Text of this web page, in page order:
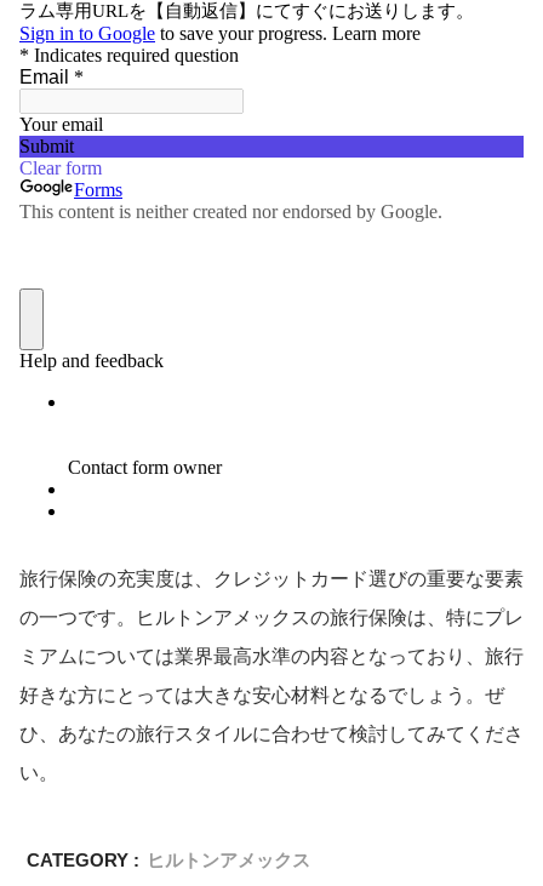
旅行保険の充実度は、クレジットカード選びの重要な要素
の一つです。ヒルトンアメックスの旅行保険は、特にプレ
ミアムについては業界最高水準の内容となっており、旅行
好きな方にとっては大きな安心材料となるでしょう。ぜ
ひ、あなたの旅行スタイルに合わせて検討してみてくださ
い。
CATEGORY : ヒルトンアメックス